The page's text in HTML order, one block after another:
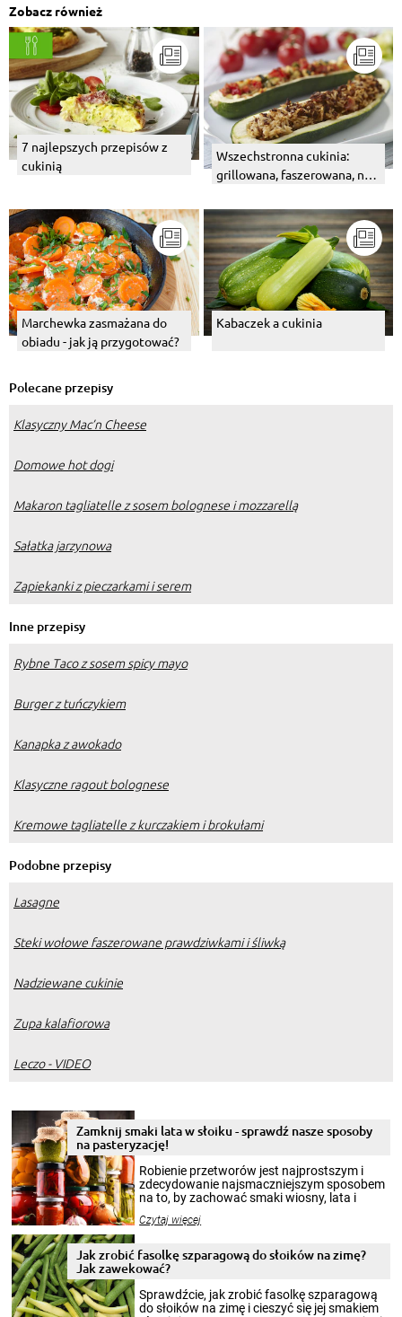
Zobacz również
7 najlepszych przepisów z
cukinią
Wszechstronna cukinia:
grillowana, faszerowana, na
Marchewka zasmażana do
obiadu - jak ją przygotować?
Kabaczek a cukinia
Polecane przepisy
Klasyczny Mac’n Cheese
Domowe hot dogi
Makaron tagliatelle z sosem bolognese i mozzarellą
Sałatka jarzynowa
Zapiekanki z pieczarkami i serem
Inne przepisy
Rybne Taco z sosem spicy mayo
Burger z tuńczykiem
Kanapka z awokado
Klasyczne ragout bolognese
Kremowe tagliatelle z kurczakiem i brokułami
Podobne przepisy
Lasagne
Steki wołowe faszerowane prawdziwkami i śliwką
Nadziewane cukinie
Zupa kalafiorowa
Leczo - VIDEO
Zamknij smaki lata w słoiku - sprawdź nasze sposoby
na pasteryzację!
Robienie przetworów jest najprostszym i
zdecydowanie najsmaczniejszym sposobem
na to, by zachować smaki wiosny, lata i
krajobrazów, by cieszyć nimi oko w sezonie
pełni poczuć atmosferę cieplejszych
miesięcy. Przygotowanie słoików ze
patenty, które pozwolą zachować świeżość
przetworów.
Czytaj więcej
Jak zrobić fasolkę szparagową do słoików na zimę?
Jak zawekować?
Sprawdźcie, jak zrobić fasolkę szparagową
do słoików na zimę i cieszyć się jej smakiem